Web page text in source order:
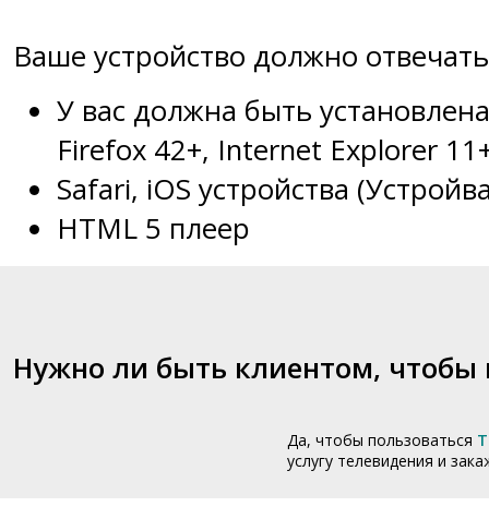
Ваше устройство должно
У вас должна быть
Firefox 42+, Internet Explorer
Safari, iOS устройства
HTML 5 плеер
Нужно ли быть клиентом, чтобы
Да, чтобы пользоваться
услугу телевидения и